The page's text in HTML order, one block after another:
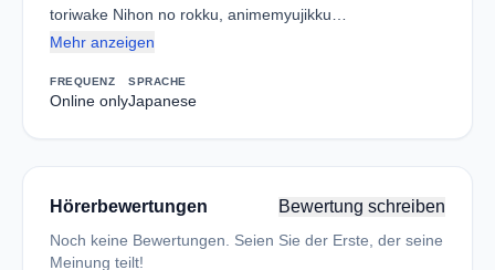
toriwake Nihon no rokku, animemyujikku…
Mehr anzeigen
FREQUENZ
Online only
SPRACHE
Japanese
Hörerbewertungen Bewertung schreiben
Noch keine Bewertungen. Seien Sie der Erste, der seine
Meinung teilt!